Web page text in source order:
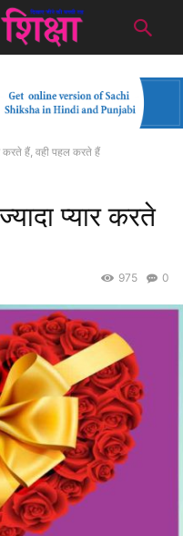
करते हैं, वही पहल करते हैं
प्यार करते
0
975